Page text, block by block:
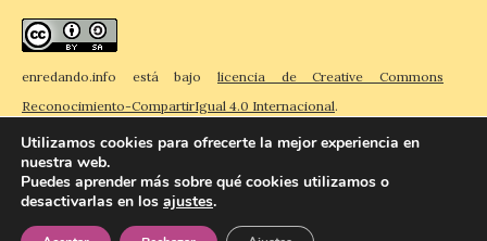
6 Ago 2026
Nueva edición de León
de…viaje. Una iniciativa
juvenil de la Asociación
Conceyu País Llionés y el Diario de
Turismo, Ocio e Información para
Morán nos envía desde la carretera […]
enredando.info está bajo licencia de Creative Commons
Reconocimiento-CompartirIgual 4.0 Internacional.
© 2026 Enredando Política de privacidad
Utilizamos cookies para ofrecerte la mejor experiencia en
nuestra web.
Puedes aprender más sobre qué cookies utilizamos o
desactivarlas en los ajustes.